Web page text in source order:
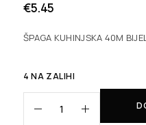
€5.45
ŠPAGA KUHINJSKA 40M
4 NA ZALIHI